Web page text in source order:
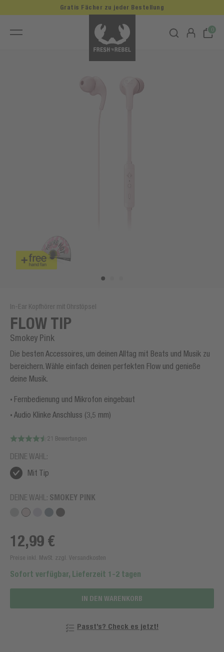
0
Gratis Fächer zu jeder Bestellung
In-Ear Kopfhörer mit Ohrstöpsel
FLOW TIP
Smokey Pink
Die besten Accessoires, um deinen Alltag mit Beats und Musik zu
bereichern. Wähle einfach deinen perfekten Flow und genieße
deine Musik.
Fernbedienung und Mikrofon eingebaut
Audio Klinke Anschluss (3,5 mm)
21 Bewertungen
DEINE WAHL:
Mit Tip
DEINE WAHL: SMOKEY PINK
12,99 €
Preise inkl. MwSt. zzgl. Versandkosten
Sofort verfügbar, Lieferzeit 1-2 tagen
IN DEN WARENKORB
Passt’s? Check es jetzt!